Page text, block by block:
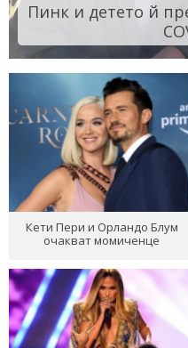
Пинк и детето й
Кети Пери и Орландо Блум
очакват момиченце